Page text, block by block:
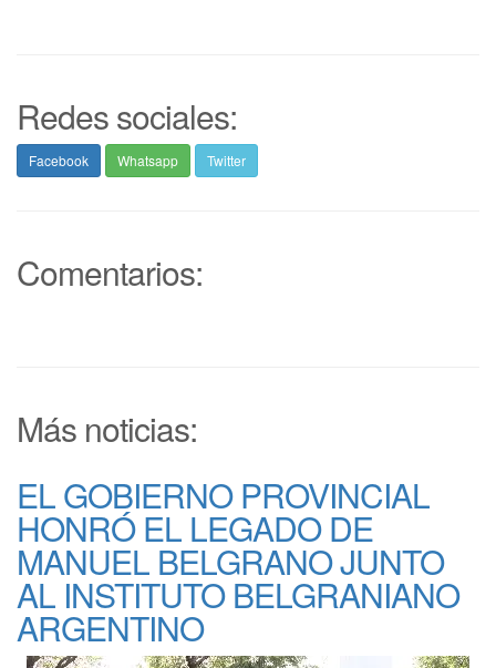
Redes sociales:
Facebook Whatsapp Twitter
Comentarios:
Más noticias:
EL GOBIERNO PROVINCIAL
HONRÓ EL LEGADO DE
MANUEL BELGRANO JUNTO
AL INSTITUTO BELGRANIANO
ARGENTINO